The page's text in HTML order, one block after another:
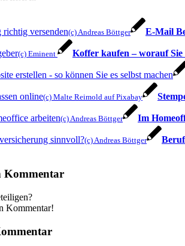
(c) Andreas Böttger E-Mail
(c) Eminent Koffer kaufen – worauf
(c) Malte Reimold auf Pixabay
(c) Andreas Böttger Im
(c) Andreas Böttger
Kommentar
Kommentar!